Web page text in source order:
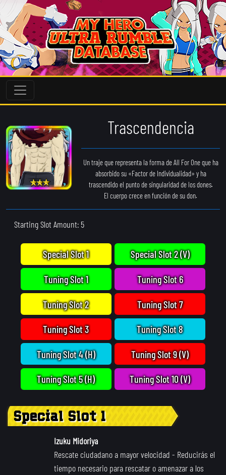
Trascendencia
Un traje que representa la forma de All For One que ha
absorbido su «Factor de Individualidad» y ha
trascendido el punto de singularidad de los dones.
El cuerpo crece en función de su don.
Starting Slot Amount: 5
Special Slot 1
Tuning Slot 1
Tuning Slot 2
Tuning Slot 3
Tuning Slot 4 (H)
Tuning Slot 5 (H)
Special Slot 2 (V)
Tuning Slot 6
Tuning Slot 7
Tuning Slot 8
Tuning Slot 9 (V)
Tuning Slot 10 (V)
Special Slot 1
Izuku Midoriya
Rescate ciudadano a mayor velocidad - Reducirás el
tiempo necesario para rescatar o amenazar a los